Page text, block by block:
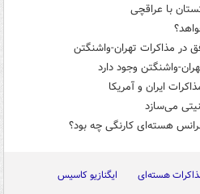
با عراقچی
در مذاکرات تهران-واشنگتن
واشنگتن وجود دارد
ایران و آمریکا
می‌سازد
هسته‌ای کارنگی چه بود؟
هسته‌ای ایگنازیو کاسیس